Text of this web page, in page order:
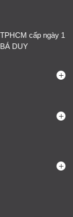
cấp ngày 1
DUY